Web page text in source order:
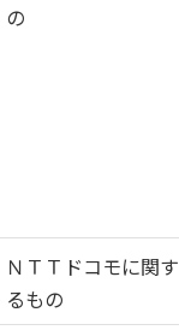
の
ＮＴＴドコモに関す
るもの